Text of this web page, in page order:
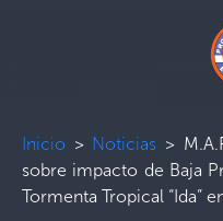
Inicio > Noticias >
sobre impacto de Baja
Tormenta Tropical “Ida”